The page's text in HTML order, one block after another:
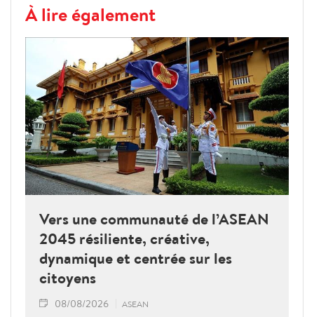
À lire également
Vers une communauté de l’ASEAN
2045 résiliente, créative,
dynamique et centrée sur les
citoyens
08/08/2026 ASEAN